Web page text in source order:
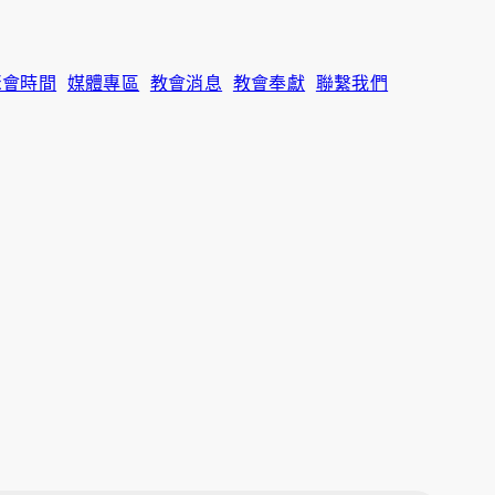
時間 媒體專區 教會消息 教會奉獻 聯繫我們